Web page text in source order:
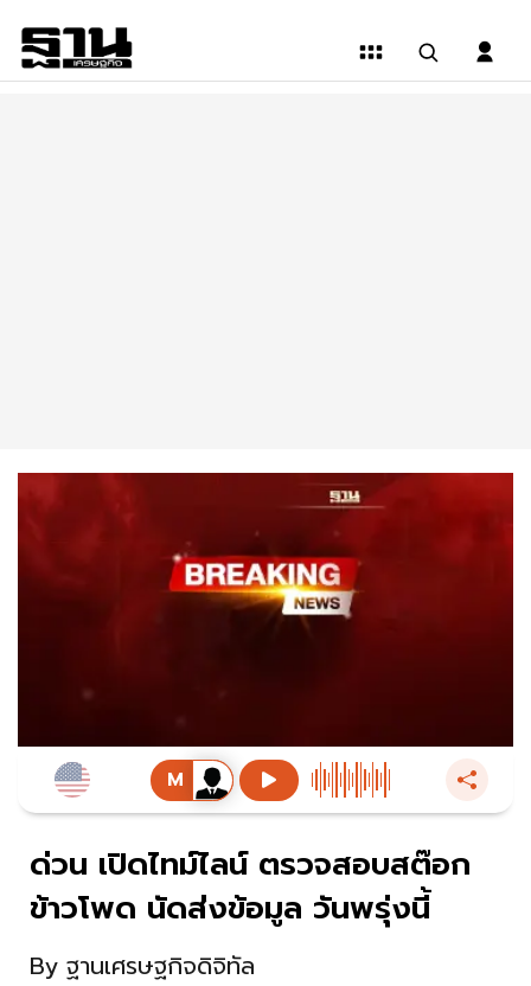
ด่วน เปิดไทม์ไลน์ ตรวจสอบสต๊อก
ข้าวโพด นัดส่งข้อมูล วันพรุ่งนี้
By ฐานเศรษฐกิจดิจิทัล